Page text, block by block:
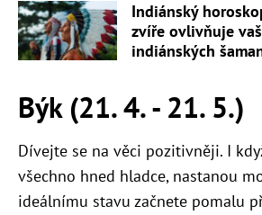
Indiánský
zvíře ovlivňuje
indiánských
Býk (21. 4. - 21. 5.)
Dívejte se na věci pozitivněji. I
všechno hned hladce, nastanou
ideálnímu stavu začnete pomalu